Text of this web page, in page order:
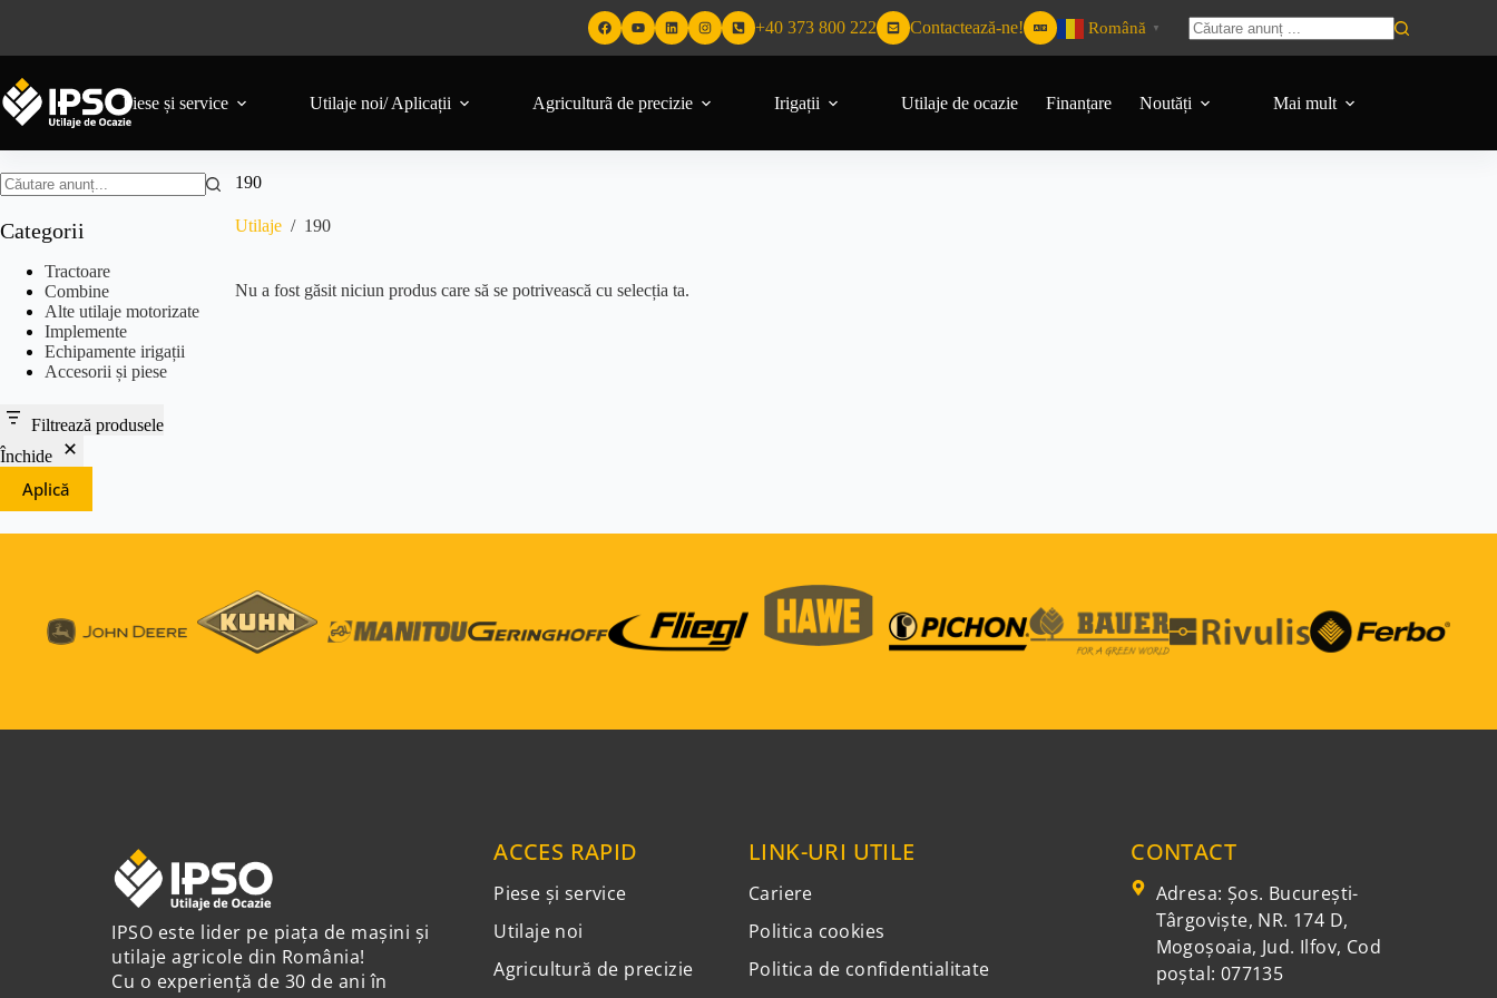
+40 373 800 222 Contactează-ne! Română ▼
Piese și service Utilaje noi/ Aplicații Agriculturã de precizie Irigații Utilaje de ocazie Finanțare Noutăți Mai mult
190
Utilaje / 190
Nu a fost găsit niciun produs care să se potrivească cu selecția ta.
Categorii
Tractoare
Combine
Alte utilaje motorizate
Implemente
Echipamente irigații
Accesorii și piese
Filtrează produsele
Închide
Aplică
IPSO este lider pe piața de mașini și
utilaje agricole din România!
Cu o experiență de 30 de ani în
ACCES RAPID
Piese și service
Utilaje noi
Agricultură de precizie
LINK-URI UTILE
Cariere
Politica cookies
Politica de confidentialitate
CONTACT
Adresa: Şos. Bucureşti-
Târgovişte, NR. 174 D,
Mogoşoaia, Jud. Ilfov, Cod
poștal: 077135